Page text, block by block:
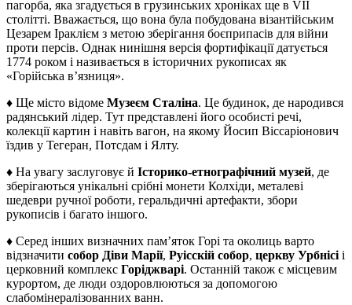
пагорба, яка згадується в грузинських хроніках ще в VII
столітті. Вважається, що вона була побудована візантійським
Цезарем Іраклієм з метою зберігання боєприпасів для війни
проти персів. Однак нинішня версія фортифікації датується
1774 роком і називається в історичних рукописах як
«Горійська в’язниця».
♦ Ще місто відоме Музеєм Сталіна. Це будинок, де народився
радянський лідер. Тут представлені його особисті речі,
колекції картин і навіть вагон, на якому Йосип Віссаріонович
їздив у Тегеран, Потсдам і Ялту.
♦ На увагу заслуговує й Історико-етнографічний музей, де
зберігаються унікальні срібні монети Колхіди, металеві
шедеври ручної роботи, геральдичні артефакти, збори
рукописів і багато іншого.
♦ Серед інших визначних пам’яток Горі та околиць варто
відзначити собор Діви Марії, Руісскій собор, церкву Урбнісі і
церковний комплекс Горіджварі. Останній також є місцевим
курортом, де люди оздоровлюються за допомогою
слабомінералізованних ванн.